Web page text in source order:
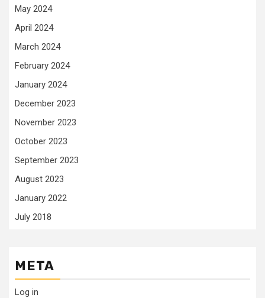
May 2024
April 2024
March 2024
February 2024
January 2024
December 2023
November 2023
October 2023
September 2023
August 2023
January 2022
July 2018
META
Log in